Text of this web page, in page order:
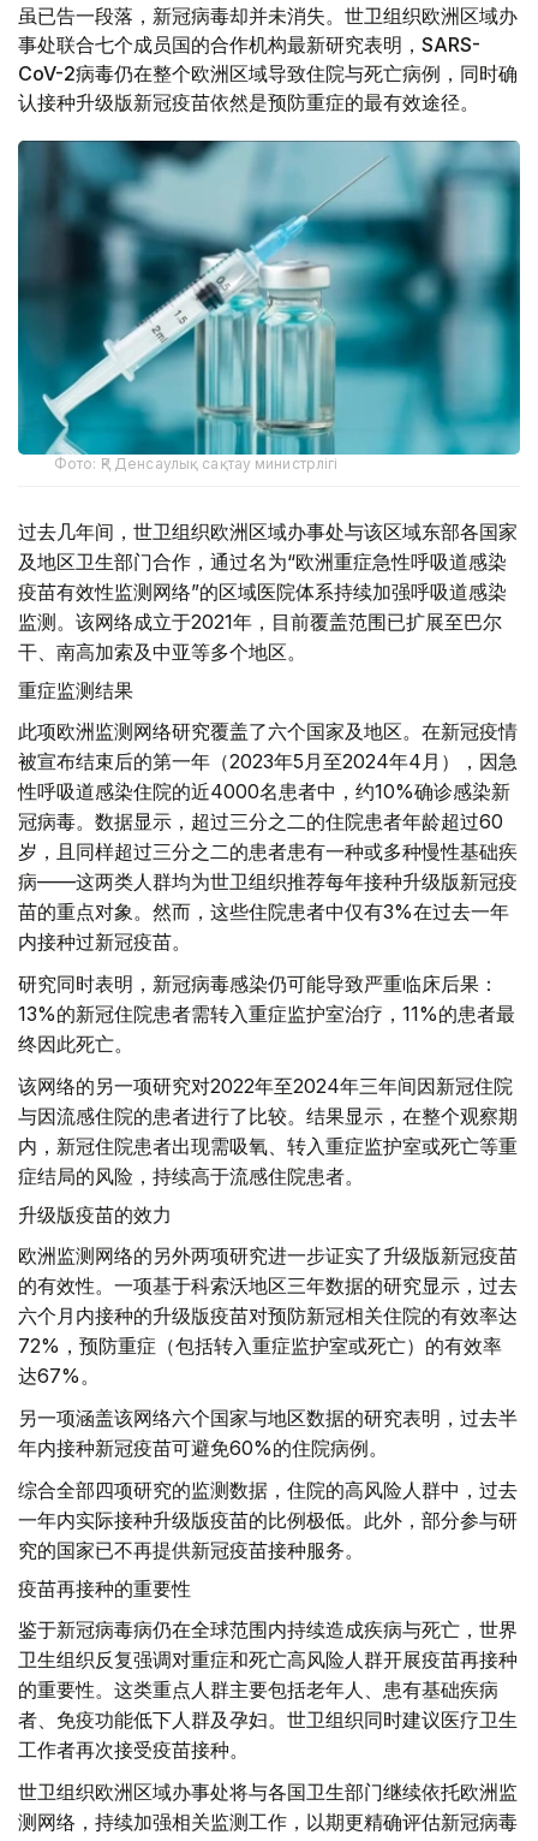
虽已告一段落，新冠病毒却并未消失。世卫组织欧洲区域办
事处联合七个成员国的合作机构最新研究表明，SARS-
CoV-2病毒仍在整个欧洲区域导致住院与死亡病例，同时确
认接种升级版新冠疫苗依然是预防重症的最有效途径。
Фото: ҚР Денсаулық сақтау министрлігі
过去几年间，世卫组织欧洲区域办事处与该区域东部各国家
及地区卫生部门合作，通过名为“欧洲重症急性呼吸道感染
疫苗有效性监测网络”的区域医院体系持续加强呼吸道感染
监测。该网络成立于2021年，目前覆盖范围已扩展至巴尔
干、南高加索及中亚等多个地区。
重症监测结果
此项欧洲监测网络研究覆盖了六个国家及地区。在新冠疫情
被宣布结束后的第一年（2023年5月至2024年4月），因急
性呼吸道感染住院的近4000名患者中，约10%确诊感染新
冠病毒。数据显示，超过三分之二的住院患者年龄超过60
岁，且同样超过三分之二的患者患有一种或多种慢性基础疾
病——这两类人群均为世卫组织推荐每年接种升级版新冠疫
苗的重点对象。然而，这些住院患者中仅有3%在过去一年
内接种过新冠疫苗。
研究同时表明，新冠病毒感染仍可能导致严重临床后果：
13%的新冠住院患者需转入重症监护室治疗，11%的患者最
终因此死亡。
该网络的另一项研究对2022年至2024年三年间因新冠住院
与因流感住院的患者进行了比较。结果显示，在整个观察期
内，新冠住院患者出现需吸氧、转入重症监护室或死亡等重
症结局的风险，持续高于流感住院患者。
升级版疫苗的效力
欧洲监测网络的另外两项研究进一步证实了升级版新冠疫苗
的有效性。一项基于科索沃地区三年数据的研究显示，过去
六个月内接种的升级版疫苗对预防新冠相关住院的有效率达
72%，预防重症（包括转入重症监护室或死亡）的有效率
达67%。
另一项涵盖该网络六个国家与地区数据的研究表明，过去半
年内接种新冠疫苗可避免60%的住院病例。
综合全部四项研究的监测数据，住院的高风险人群中，过去
一年内实际接种升级版疫苗的比例极低。此外，部分参与研
究的国家已不再提供新冠疫苗接种服务。
疫苗再接种的重要性
鉴于新冠病毒病仍在全球范围内持续造成疾病与死亡，世界
卫生组织反复强调对重症和死亡高风险人群开展疫苗再接种
的重要性。这类重点人群主要包括老年人、患有基础疾病
者、免疫功能低下人群及孕妇。世卫组织同时建议医疗卫生
工作者再次接受疫苗接种。
世卫组织欧洲区域办事处将与各国卫生部门继续依托欧洲监
测网络，持续加强相关监测工作，以期更精确评估新冠病毒